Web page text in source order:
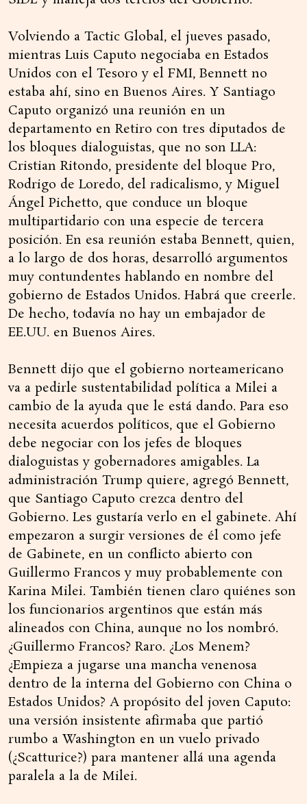
Volviendo a Tactic Global, el jueves pasado,
mientras Luis Caputo negociaba en Estados
Unidos con el Tesoro y el FMI, Bennett no
estaba ahí, sino en Buenos Aires. Y Santiago
Caputo organizó una reunión en un
departamento en Retiro con tres diputados de
los bloques dialoguistas, que no son LLA:
Cristian Ritondo, presidente del bloque Pro,
Rodrigo de Loredo, del radicalismo, y Miguel
Ángel Pichetto, que conduce un bloque
multipartidario con una especie de tercera
posición. En esa reunión estaba Bennett, quien,
a lo largo de dos horas, desarrolló argumentos
muy contundentes hablando en nombre del
gobierno de Estados Unidos. Habrá que creerle.
De hecho, todavía no hay un embajador de
EE.UU. en Buenos Aires.
Bennett dijo que el gobierno norteamericano
va a pedirle sustentabilidad política a Milei a
cambio de la ayuda que le está dando. Para eso
necesita acuerdos políticos, que el Gobierno
debe negociar con los jefes de bloques
dialoguistas y gobernadores amigables. La
administración Trump quiere, agregó Bennett,
que Santiago Caputo crezca dentro del
Gobierno. Les gustaría verlo en el gabinete. Ahí
empezaron a surgir versiones de él como jefe
de Gabinete, en un conflicto abierto con
Guillermo Francos y muy probablemente con
Karina Milei. También tienen claro quiénes son
los funcionarios argentinos que están más
alineados con China, aunque no los nombró.
¿Guillermo Francos? Raro. ¿Los Menem?
¿Empieza a jugarse una mancha venenosa
dentro de la interna del Gobierno con China o
Estados Unidos? A propósito del joven Caputo:
una versión insistente afirmaba que partió
rumbo a Washington en un vuelo privado
(¿Scatturice?) para mantener allá una agenda
paralela a la de Milei.